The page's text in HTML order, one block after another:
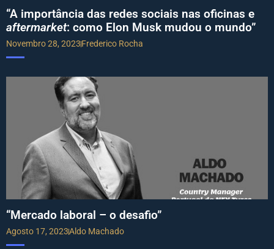
“A importância das redes sociais nas oficinas e
aftermarket: como Elon Musk mudou o mundo”
Novembro 28, 2023Frederico Rocha
“Mercado laboral – o desafio”
Agosto 17, 2023Aldo Machado